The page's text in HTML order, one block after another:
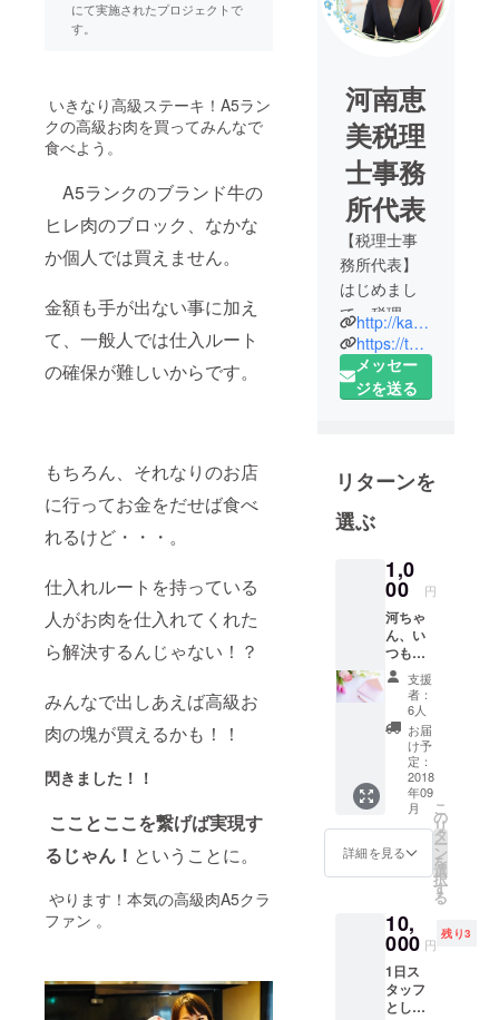
にて実施されたプロジェクトで
す。
いきなり高級ステーキ！A5ラン
クの高級お肉を買ってみんなで
食べよう。
A5ランクのブランド牛の
ヒレ肉のブロック、なかな
か個人では買えません。
金額も手が出ない事に加え
て、一般人では仕入ルート
の確保が難しいからです。
もちろん、それなりのお店
に行ってお金をだせば食べ
れるけど・・・。
仕入れルートを持っている
人がお肉を仕入れてくれた
ら解決するんじゃない！？
みんなで出しあえば高級お
肉の塊が買えるかも！！
閃きました！！
こことここを繋げば実現す
るじゃん！ ということに。
やります！本気の高級肉A5クラ
ファン 。
河南恵
美税理
士事務
所代表
【税理士事
務所代表】
はじめまし
て。税理士
河南（かわ
みなみ）と
いいます。
表をしてい
ます。前回
のクラファ
ンで達成率
258％、支援
者257人、総
額129万円の
結果をだし
ました。
今回の「A5
ランク！本
気の肉会」
クラウド
ファンディ
ングもよろ
しくお願い
します！
http://kawaminami-8office.com/
https://twitter.com/kawaminamiemi
メッセー
ジを送る
リターンを
選ぶ
1,0
00 円
河ちゃ
ん、い
つもあ
りがと
う！
いつぞ
や
の・・
・。 あ
の時お
世話に
なっ
た。あ
るご縁
を繋い
でも
など。
「みん
なでい
いお肉
食べ
て！」
支援
者：
6人
お届
け予
定：
2018
年09
月
詳細を見る
こ
の
リ
タ
ー
ン
を
選
択
す
る
10,
000 円
残り3
1日ス
タッフ
として